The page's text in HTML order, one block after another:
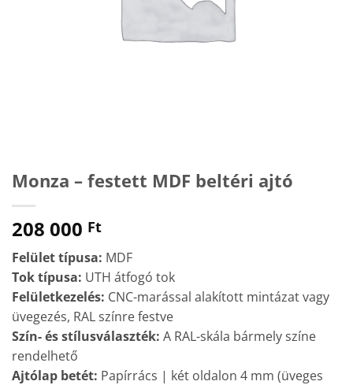
Monza – festett MDF beltéri ajtó
208 000 Ft
Felület típusa: MDF
Tok típusa: UTH átfogó tok
Felületkezelés: CNC-marással alakított mintázat vagy
üvegezés, RAL színre festve
Szín- és stílusválaszték: A RAL-skála bármely színe
rendelhető
Ajtólap betét: Papírrács | két oldalon 4 mm (üveges